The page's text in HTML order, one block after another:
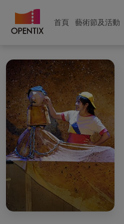
首頁 藝術節及活動